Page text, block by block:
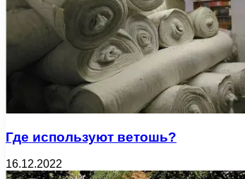
Где используют ветошь?
16.12.2022